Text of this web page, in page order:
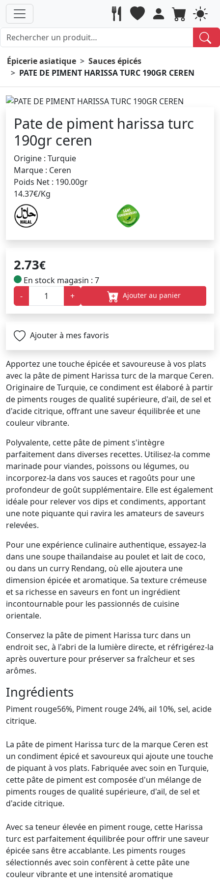
Épicerie asiatique
Sauces épicés
PATE DE PIMENT HARISSA TURC 190GR CEREN
Pate de piment harissa turc
190gr ceren
Origine : Turquie
Marque : Ceren
Poids Net : 190.00gr
14.37€/Kg
2.73€
En stock magasin : 7
-
+ Ajouter au panier
Ajouter à mes favoris
Apportez une touche épicée et savoureuse à vos plats
avec la pâte de piment Harissa turc de la marque Ceren.
Originaire de Turquie, ce condiment est élaboré à partir
de piments rouges de qualité supérieure, d'ail, de sel et
d'acide citrique, offrant une saveur équilibrée et une
couleur vibrante.
Polyvalente, cette pâte de piment s'intègre
parfaitement dans diverses recettes. Utilisez-la comme
marinade pour viandes, poissons ou légumes, ou
incorporez-la dans vos sauces et ragoûts pour une
profondeur de goût supplémentaire. Elle est également
idéale pour relever vos dips et condiments, apportant
une note piquante qui ravira les amateurs de saveurs
relevées.
Pour une expérience culinaire authentique, essayez-la
dans une soupe thaïlandaise au poulet et lait de coco,
ou dans un curry Rendang, où elle ajoutera une
dimension épicée et aromatique. Sa texture crémeuse
et sa richesse en saveurs en font un ingrédient
incontournable pour les passionnés de cuisine
orientale.
Conservez la pâte de piment Harissa turc dans un
endroit sec, à l'abri de la lumière directe, et réfrigérez-la
après ouverture pour préserver sa fraîcheur et ses
arômes.
Ingrédients
Piment rouge56%, Piment rouge 24%, ail 10%, sel, acide
citrique.
La pâte de piment Harissa turc de la marque Ceren est
un condiment épicé et savoureux qui ajoute une touche
de piquant à vos plats. Fabriquée avec soin en Turquie,
cette pâte de piment est composée d'un mélange de
piments rouges de qualité supérieure, d'ail, de sel et
d'acide citrique.
Avec sa teneur élevée en piment rouge, cette Harissa
turc est parfaitement équilibrée pour offrir une saveur
épicée sans être accablante. Les piments rouges
sélectionnés avec soin confèrent à cette pâte une
couleur vibrante et une intensité aromatique